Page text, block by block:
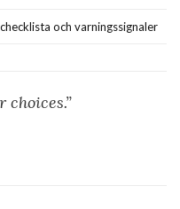
och varningssignaler
choices.”